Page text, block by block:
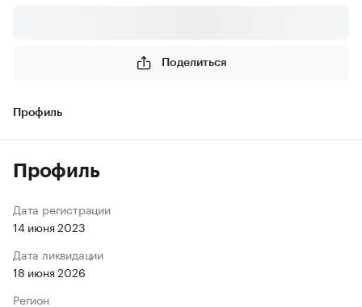
Поделиться
Профиль
Профиль
Дата регистрации
14 июня 2023
Дата ликвидации
18 июня 2026
Регион